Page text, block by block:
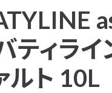
ティライ
ルト 10L